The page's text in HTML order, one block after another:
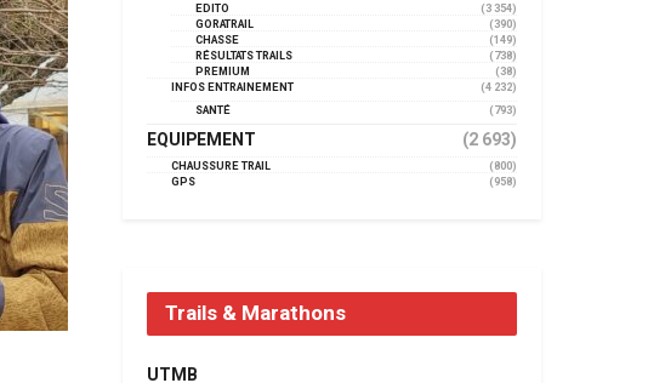
EDITO
(3 354)
GORATRAIL
(390)
CHASSE
(149)
RÉSULTATS TRAILS
(738)
PREMIUM
(38)
INFOS ENTRAINEMENT
(4 232)
SANTÉ
(793)
EQUIPEMENT (2 693)
CHAUSSURE TRAIL
(800)
GPS
(958)
Trails & Marathons
UTMB